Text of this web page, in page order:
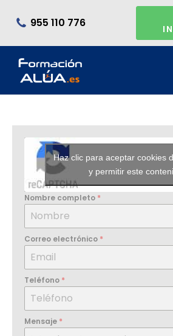
955 110 776
Haz clic para aceptar cookies
y permitir este
Nombre completo *
Correo electrónico *
Teléfono *
Mensaje *